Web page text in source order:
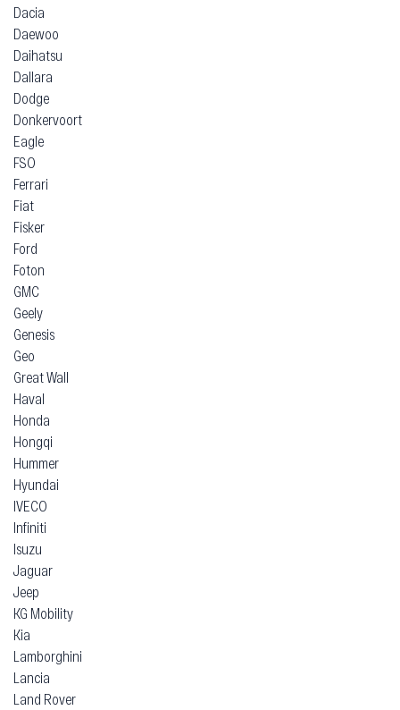
Dacia
Daewoo
Daihatsu
Dallara
Dodge
Donkervoort
Eagle
FSO
Ferrari
Fiat
Fisker
Ford
Foton
GMC
Geely
Genesis
Geo
Great Wall
Haval
Honda
Hongqi
Hummer
Hyundai
IVECO
Infiniti
Isuzu
Jaguar
Jeep
KG Mobility
Kia
Lamborghini
Lancia
Land Rover